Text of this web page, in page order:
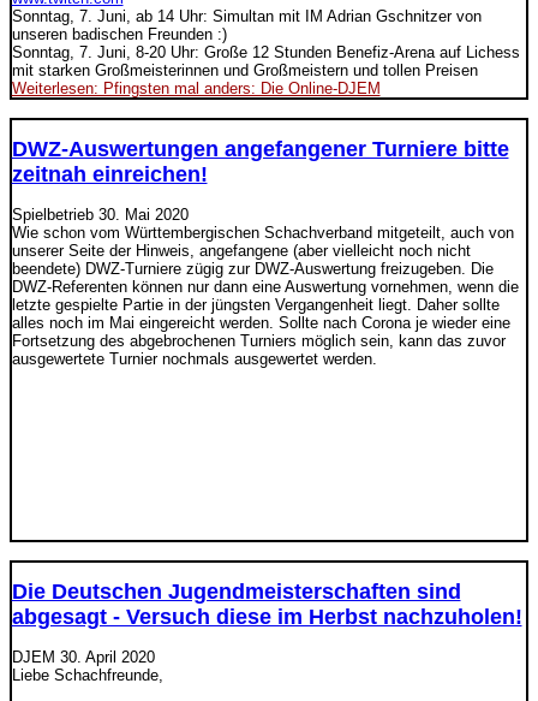
Sonntag, 7. Juni, ab 14 Uhr: Simultan mit IM Adrian Gschnitzer von
unseren badischen Freunden :)
Sonntag, 7. Juni, 8-20 Uhr: Große 12 Stunden Benefiz-Arena auf Lichess
mit starken Großmeisterinnen und Großmeistern und tollen Preisen
Weiterlesen: Pfingsten mal anders: Die Online-DJEM
DWZ-Auswertungen angefangener Turniere bitte
zeitnah einreichen!
Spielbetrieb 30. Mai 2020
Wie schon vom Württembergischen Schachverband mitgeteilt, auch von
unserer Seite der Hinweis, angefangene (aber vielleicht noch nicht
beendete) DWZ-Turniere zügig zur DWZ-Auswertung freizugeben. Die
DWZ-Referenten können nur dann eine Auswertung vornehmen, wenn die
letzte gespielte Partie in der jüngsten Vergangenheit liegt. Daher sollte
alles noch im Mai eingereicht werden. Sollte nach Corona je wieder eine
Fortsetzung des abgebrochenen Turniers möglich sein, kann das zuvor
ausgewertete Turnier nochmals ausgewertet werden.
Die Deutschen Jugendmeisterschaften sind
abgesagt - Versuch diese im Herbst nachzuholen!
DJEM 30. April 2020
Liebe Schachfreunde,